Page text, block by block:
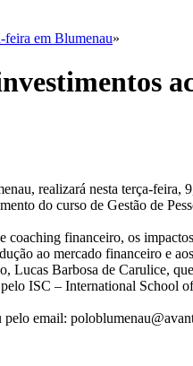
feira em Blumenau»
realizará nesta terça-
do curso de Gestão de
coaching financeiro, os
ao mercado financeiro e
Barbosa de Carulice,
ISC – International School
email: